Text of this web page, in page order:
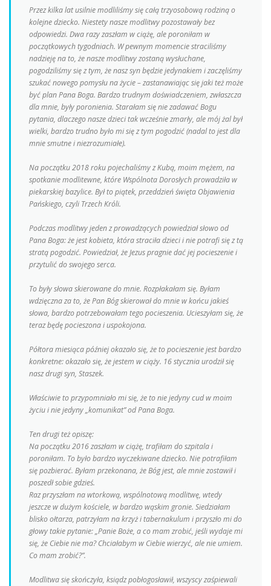
Przez kilka lat usilnie modliliśmy się całą trzyosobową rodziną o
kolejne dziecko. Niestety nasze modlitwy pozostawały bez
odpowiedzi. Dwa razy zaszłam w ciążę, ale poroniłam w
początkowych tygodniach. W pewnym momencie straciliśmy
nadzieję na to, że nasze modlitwy zostaną wysłuchane,
pogodziliśmy się z tym, że nasz syn będzie jedynakiem i zaczęliśmy
szukać nowego pomysłu na życie – zastanawiając się jaki też może
być plan Pana Boga. Bardzo trudnym doświadczeniem, zwłaszcza
dla mnie, były poronienia. Starałam się nie zadawać Bogu
pytania, dlaczego nasze dzieci tak wcześnie zmarły, ale mój żal był
wielki, bardzo trudno było mi się z tym pogodzić (nadal to jest dla
mnie smutne i niezrozumiałe).
Na początku 2018 roku pojechaliśmy z Kubą, moim mężem, na
spotkanie modlitewne, które Wspólnota Dorosłych prowadziła w
piekarskiej bazylice. Był to piątek, przeddzień święta Objawienia
Pańskiego, czyli Trzech Króli.
Podczas modlitwy jeden z prowadzących powiedział słowo od
Pana Boga: że jest kobieta, która straciła dzieci i nie potrafi się z tą
stratą pogodzić. Powiedział, że Jezus pragnie dać jej pocieszenie i
przytulić do swojego serca.
To były słowa skierowane do mnie. Rozpłakałam się. Byłam
wdzięczna za to, że Pan Bóg skierował do mnie w końcu jakieś
słowa, bardzo potrzebowałam tego pocieszenia. Ucieszyłam się, że
teraz będę pocieszona i uspokojona.
Półtora miesiąca później okazało się, że to pocieszenie jest bardzo
konkretne: okazało się, że jestem w ciąży. 16 stycznia urodził się
nasz drugi syn, Staszek.
Właściwie to przypomniało mi się, że to nie jedyny cud w moim
życiu i nie jedyny „komunikat” od Pana Boga.
Ten drugi też opiszę:
Na początku 2016 zaszłam w ciążę, trafiłam do szpitala i
poroniłam. To było bardzo wyczekiwane dziecko. Nie potrafiłam
się pozbierać. Byłam przekonana, że Bóg jest, ale mnie zostawił i
poszedł sobie gdzieś.
Raz przyszłam na wtorkową, wspólnotową modlitwę, wtedy
jeszcze w dużym kościele, w bardzo wąskim gronie. Siedziałam
blisko ołtarza, patrzyłam na krzyż i tabernakulum i przyszło mi do
głowy takie pytanie: „Panie Boże, a co mam zrobić, jeśli wydaje mi
się, że Ciebie nie ma? Chciałabym w Ciebie wierzyć, ale nie umiem.
Co mam zrobić?”.
Modlitwa się skończyła, ksiądz pobłogosławił, wszyscy zaśpiewali